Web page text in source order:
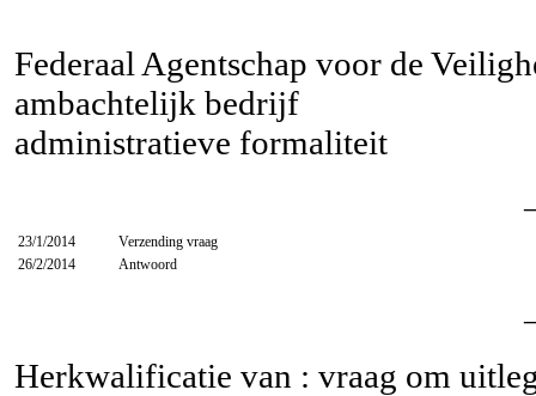
Federaal Agentschap voor de
ambachtelijk bedrijf
administratieve formaliteit
23/1/2014
Verzending vraag
26/2/2014
Antwoord
Herkwalificatie van : vraag om